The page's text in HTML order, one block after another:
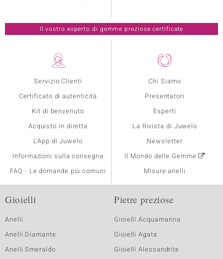
Servizio Clienti
Certificato di autenticità
Kit di benvenuto
Acquisto in diretta
L'App di Juwelo
Informazioni sulla consegna
FAQ - Le domande più comuni
Chi Siamo
Presentatori
Esperti
La Rivista di Juwelo
Newsletter
Il Mondo delle Gemme
Misure anelli
Il vostro esperto di gemme preziose certificate
Gioielli
Anelli
Anelli Diamante
Anelli Smeraldo
Pietre preziose
Gioielli Acquamarina
Gioielli Agata
Gioielli Alessandrite